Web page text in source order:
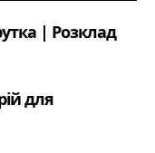
| Розклад
для